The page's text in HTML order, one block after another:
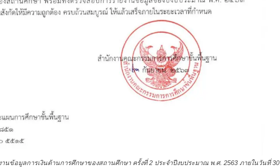
านข้อมูลการเงินด้านการศึกษาของสถานศึกษา ครั้งที่ 2 ประจำปีงบประมาณ พ.ศ. 2563 ภายในวันที่ 30